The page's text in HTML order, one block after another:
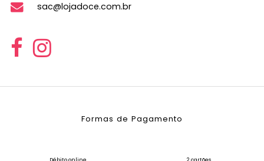
sac@lojadoce.com.br
Formas de Pagamento
Débito online 2 cartões